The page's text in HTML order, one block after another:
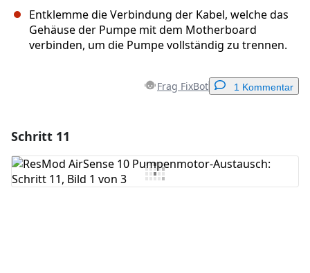
Entklemme die Verbindung der Kabel, welche das
Gehäuse der Pumpe mit dem Motherboard
verbinden, um die Pumpe vollständig zu trennen.
Frag FixBot 1 Kommentar
Kommentar hinzufügen
Schritt 11